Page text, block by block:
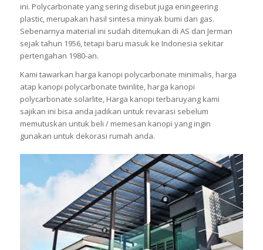
ini. Polycarbonate yang sering disebut juga eningeering
plastic, merupakan hasil sintesa minyak bumi dan gas.
Sebenarnya material ini sudah ditemukan di AS dan Jerman
sejak tahun 1956, tetapi baru masuk ke Indonesia sekitar
pertengahan 1980-an.
Kami tawarkan harga kanopi polycarbonate minimalis, harga
atap kanopi polycarbonate twinlite, harga kanopi
polycarbonate solarlite, Harga kanopi terbaruyang kami
sajikan ini bisa anda jadikan untuk revarasi sebelum
memutuskan untuk beli / memesan kanopi yang ingin
gunakan untuk dekorasi rumah anda.